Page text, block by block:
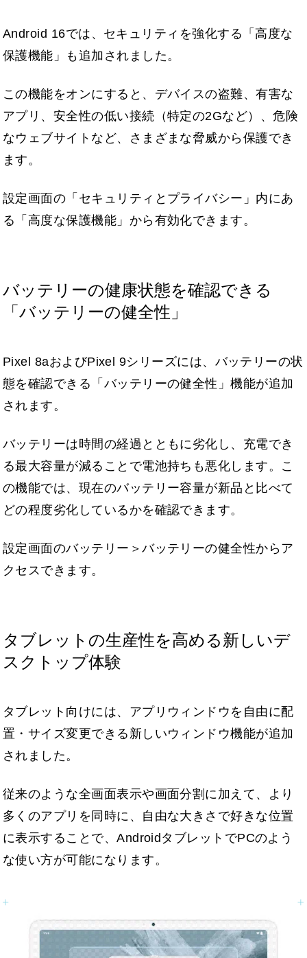
Android 16では、セキュリティを強化する「高度な
保護機能」も追加されました。
この機能をオンにすると、デバイスの盗難、有害な
アプリ、安全性の低い接続（特定の2Gなど）、危険
なウェブサイトなど、さまざまな脅威から保護でき
ます。
設定画面の「セキュリティとプライバシー」内にあ
る「高度な保護機能」から有効化できます。
バッテリーの健康状態を確認できる
「バッテリーの健全性」
Pixel 8aおよびPixel 9シリーズには、バッテリーの状
態を確認できる「バッテリーの健全性」機能が追加
されます。
バッテリーは時間の経過とともに劣化し、充電でき
る最大容量が減ることで電池持ちも悪化します。こ
の機能では、現在のバッテリー容量が新品と比べて
どの程度劣化しているかを確認できます。
設定画面のバッテリー＞バッテリーの健全性からア
クセスできます。
タブレットの生産性を高める新しいデ
スクトップ体験
タブレット向けには、アプリウィンドウを自由に配
置・サイズ変更できる新しいウィンドウ機能が追加
されました。
従来のような全画面表示や画面分割に加えて、より
多くのアプリを同時に、自由な大きさで好きな位置
に表示することで、AndroidタブレットでPCのよう
な使い方が可能になります。